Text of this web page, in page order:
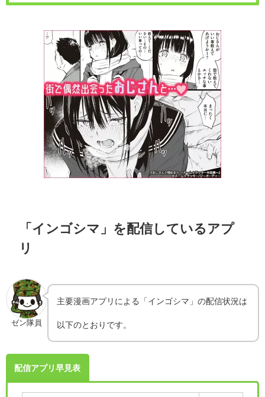
「インゴシマ」を配信しているアプ
リ
ゼン隊員
主要漫画アプリによる「インゴシマ」の配信状況は
以下のとおりです。
配信アプリ早見表